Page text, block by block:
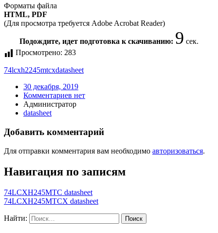
Форматы файла
HTML, PDF
(Для просмотра требуется Adobe Acrobat Reader)
Подождите, идет подготовка к скачиванию: 9 сек.
Просмотрено: 283
74lcxh2245mtcxdatasheet
30 декабря, 2019
Комментариев нет
Администратор
datasheet
Добавить комментарий
Для отправки комментария вам необходимо авторизоваться.
Навигация по записям
74LCXH245MTC datasheet
74LCXH245MTCX datasheet
Найти: